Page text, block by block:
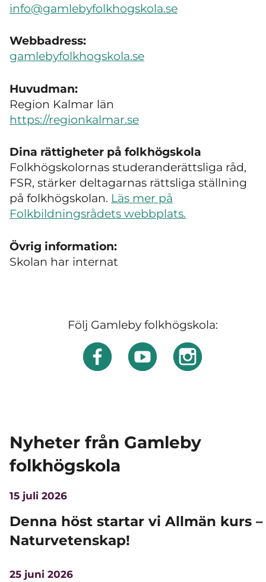
info@gamlebyfolkhogskola.se
Webbadress:
gamlebyfolkhogskola.se
Huvudman:
Region Kalmar län
https://regionkalmar.se
Dina rättigheter på folkhögskola
Folkhögskolornas studeranderättsliga råd,
FSR, stärker deltagarnas rättsliga ställning
på folkhögskolan. Läs mer på
Folkbildningsrådets webbplats.
Övrig information:
Skolan har internat
Följ Gamleby folkhögskola:
Nyheter från Gamleby
folkhögskola
15 juli 2026
Denna höst startar vi Allmän kurs –
Naturvetenskap!
25 juni 2026